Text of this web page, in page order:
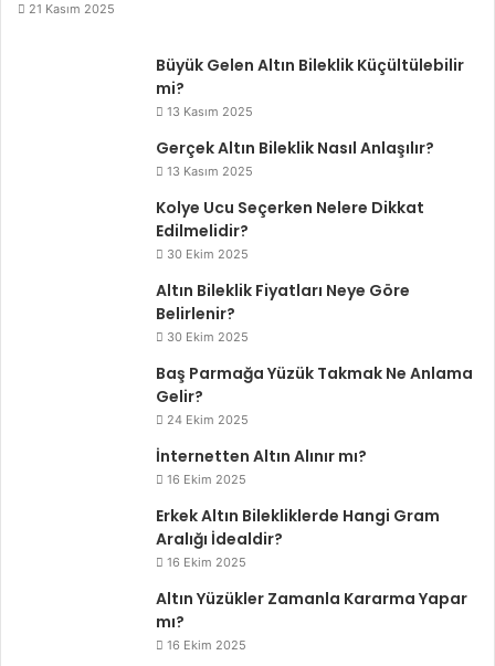
21 Kasım 2025
Büyük Gelen Altın Bileklik Küçültülebilir
mi?
13 Kasım 2025
Gerçek Altın Bileklik Nasıl Anlaşılır?
13 Kasım 2025
Kolye Ucu Seçerken Nelere Dikkat
Edilmelidir?
30 Ekim 2025
Altın Bileklik Fiyatları Neye Göre
Belirlenir?
30 Ekim 2025
Baş Parmağa Yüzük Takmak Ne Anlama
Gelir?
24 Ekim 2025
İnternetten Altın Alınır mı?
16 Ekim 2025
Erkek Altın Bilekliklerde Hangi Gram
Aralığı İdealdir?
16 Ekim 2025
Altın Yüzükler Zamanla Kararma Yapar
mı?
16 Ekim 2025